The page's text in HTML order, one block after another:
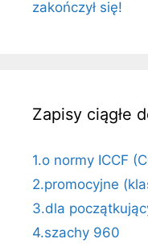
zakończył się!
Zapisy ciągłe
1.o normy ICCF
2.promocyjne
3.dla
4.szachy 960